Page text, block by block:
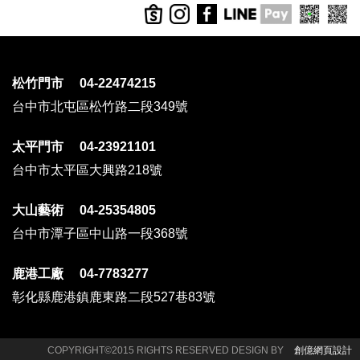
松竹門市 04-22474215
台中市北屯區松竹路二段349號
太平門市 04-23921101
台中市太平區大興路218號
大山藝術 04-25354805
台中市潭子區中山路一段368號
鹿港工廠 04-7783277
彰化縣鹿港鎮鹿東路二段527巷83號
COPYRIGHT©2015 RIGHTS RESERVED DESIGN BY 創億網頁設計